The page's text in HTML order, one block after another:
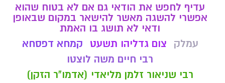
עדיף לחפש את הודאי גם אם לא בטוח שהוא
אפשרי להשגה מאשר להישאר במקום שבאופן
ודאי לא תושג בו האמת
עמלק
צום גדליהו תשעט
קמחא דפסחא
רבי חיים משה לוצטו
רבי שניאור זלמן מליאדי (אדמו"ר הזקן)